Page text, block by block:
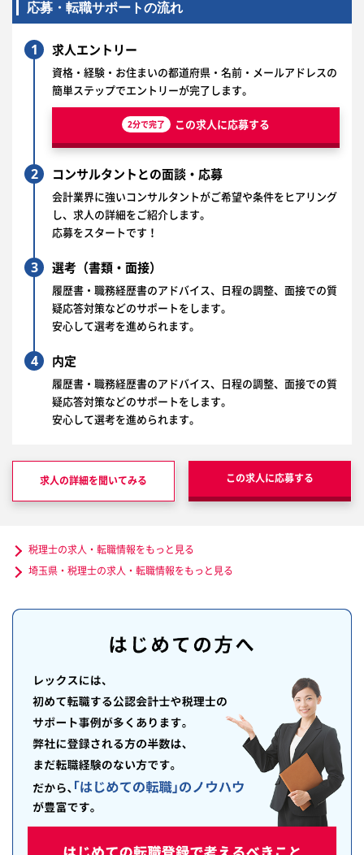
応募・転職サポートの流れ
1 求人エントリー
資格・経験・お住まいの都道府県・名前・メールアドレスの
簡単ステップでエントリーが完了します。
2分で完了 この求人に応募する
2 コンサルタントとの面談・応募
会計業界に強いコンサルタントがご希望や条件をヒアリング
し、求人の詳細をご紹介します。
応募をスタートです！
3 選考（書類・面接）
履歴書・職務経歴書のアドバイス、日程の調整、面接での質
疑応答対策などのサポートをします。
安心して選考を進められます。
4 内定
履歴書・職務経歴書のアドバイス、日程の調整、面接での質
疑応答対策などのサポートをします。
安心して選考を進められます。
求人の詳細を聞いてみる この求人に応募する
税理士の求人・転職情報をもっと見る
埼玉県・税理士の求人・転職情報をもっと見る